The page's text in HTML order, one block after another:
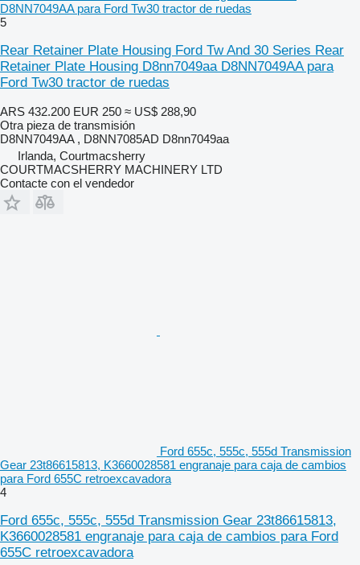
D8NN7049AA para Ford Tw30 tractor de ruedas
5
Rear Retainer Plate Housing Ford Tw And 30 Series Rear
Retainer Plate Housing D8nn7049aa D8NN7049AA para
Ford Tw30 tractor de ruedas
ARS 432.200 EUR 250 ≈ US$ 288,90
Otra pieza de transmisión
D8NN7049AA , D8NN7085AD D8nn7049aa
Irlanda, Courtmacsherry
COURTMACSHERRY MACHINERY LTD
Contacte con el vendedor
Ford 655c, 555c, 555d Transmission
Gear 23t86615813, K3660028581 engranaje para caja de cambios
para Ford 655C retroexcavadora
4
Ford 655c, 555c, 555d Transmission Gear 23t86615813,
K3660028581 engranaje para caja de cambios para Ford
655C retroexcavadora